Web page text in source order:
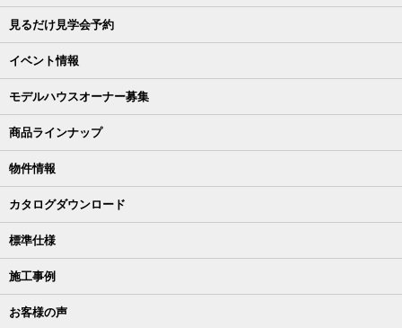
見るだけ見学会予約
イベント情報
モデルハウスオーナー募集
商品ラインナップ
物件情報
カタログダウンロード
標準仕様
施工事例
お客様の声